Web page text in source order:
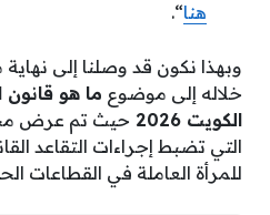
هنا“.
وبهذا نكون قد وصلنا إلى نهاية
خلاله إلى موضوع ما هو قانون
الكويت 2026
حيث تم عرض
التي تضبط إجراءات التقاعد
للمرأة العاملة في القطاعات